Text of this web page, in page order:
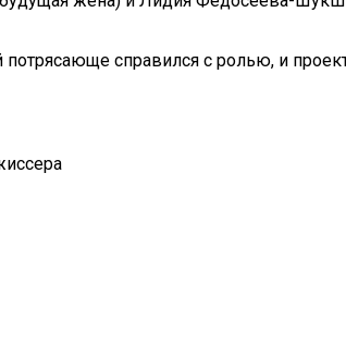
потрясающе справился с ролью, и